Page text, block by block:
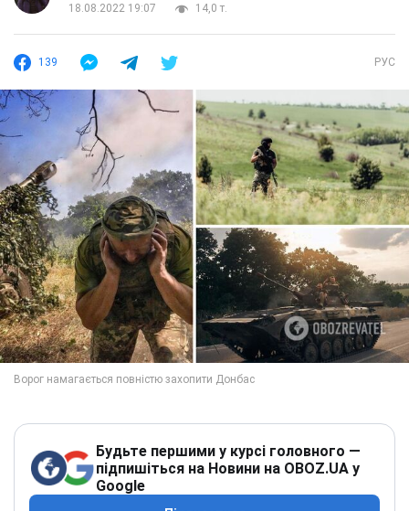
18.08.2022 19:07
14,0 т.
139 РУС
Будьте першими у курсі головного —
підпишіться на Новини на OBOZ.UA у
Google